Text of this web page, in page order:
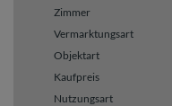
Zimmer
Vermarktungsart
Objektart
Kaufpreis
Nutzungsart